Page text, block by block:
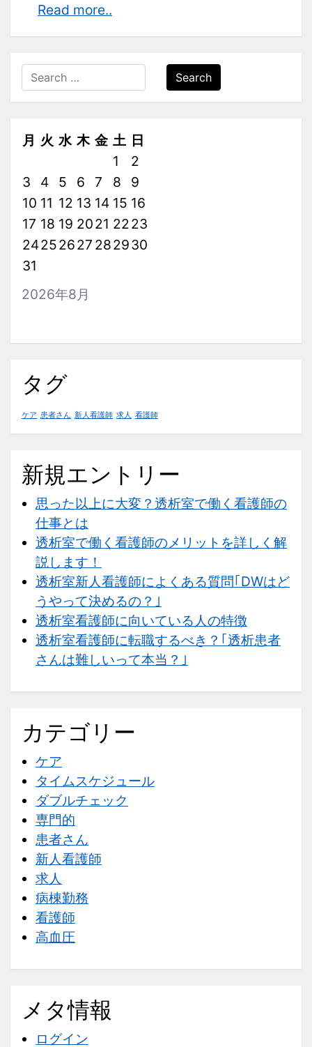
Read more..
で
働
く
護
師
の
メ
リ
ッ
く
ま
す！
Search
2026年8月
月 火 水 木 金 土 日
1
2
3
4 5 6 7 8
9
10 11 12 13 14 15 16
17 18 19 2021 2223
24252627 282930
31
タグ
ケア 患者さん 新人看護師 求人 看護師
新規エントリー
思った以上に大変？透析室で働く看護師の
仕事とは
透析室で働く看護師のメリットを詳しく解
説します！
透析室新人看護師によくある質問｢DWはど
うやって決めるの？｣
透析室看護師に向いている人の特徴
透析室看護師に転職するべき？｢透析患者
さんは難しいって本当？｣
カテゴリー
ケア
タイムスケジュール
ダブルチェック
専門的
患者さん
新人看護師
求人
病棟勤務
看護師
高血圧
メタ情報
ログイン